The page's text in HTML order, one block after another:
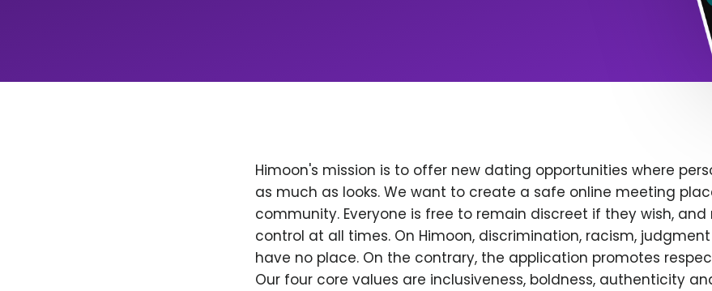
Himoon's mission is to offer new dating opportunities where
as much as looks. We want to create a safe online meeting
community. Everyone is free to remain discreet if they wish, and
control at all times. On Himoon, discrimination, racism,
have no place. On the contrary, the application promotes
Our four core values are inclusiveness, boldness, authenticity